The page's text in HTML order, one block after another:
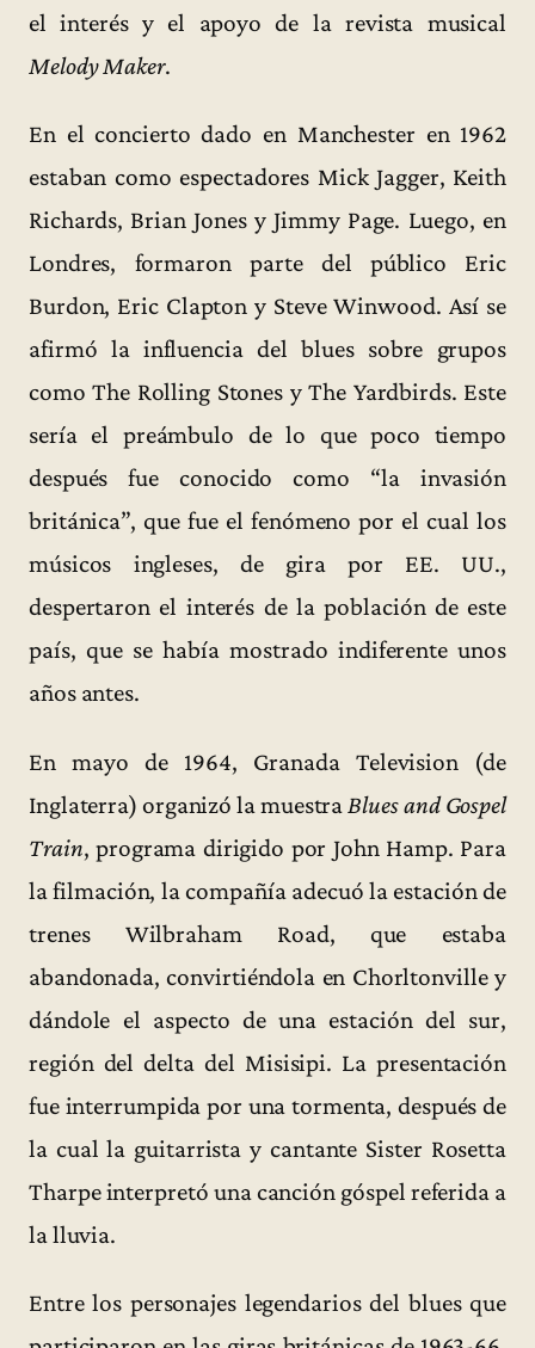
el interés y el apoyo de la revista musical
Melody Maker.
En el concierto dado en Manchester en 1962
estaban como espectadores Mick Jagger, Keith
Richards, Brian Jones y Jimmy Page. Luego, en
Londres, formaron parte del público Eric
Burdon, Eric Clapton y Steve Winwood. Así se
afirmó la influencia del blues sobre grupos
como The Rolling Stones y The Yardbirds. Este
sería el preámbulo de lo que poco tiempo
después fue conocido como “la invasión
británica”, que fue el fenómeno por el cual los
músicos ingleses, de gira por EE. UU.,
despertaron el interés de la población de este
país, que se había mostrado indiferente unos
años antes.
En mayo de 1964, Granada Television (de
Inglaterra) organizó la muestra Blues and Gospel
Train, programa dirigido por John Hamp. Para
la filmación, la compañía adecuó la estación de
trenes Wilbraham Road, que estaba
abandonada, convirtiéndola en Chorltonville y
dándole el aspecto de una estación del sur,
región del delta del Misisipi. La presentación
fue interrumpida por una tormenta, después de
la cual la guitarrista y cantante Sister Rosetta
Tharpe interpretó una canción góspel referida a
la lluvia.
Entre los personajes legendarios del blues que